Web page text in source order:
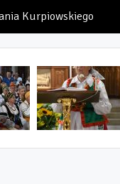
Kurpiowskiego